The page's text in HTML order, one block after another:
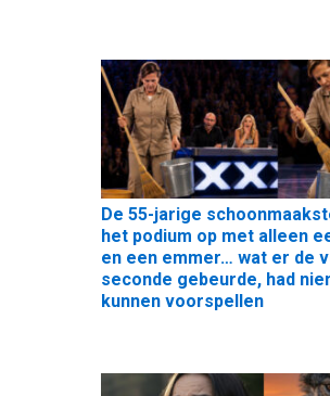
De 55-jarige
het podium op met alleen
en een emmer… wat er de
seconde gebeurde, had
kunnen voorspellen